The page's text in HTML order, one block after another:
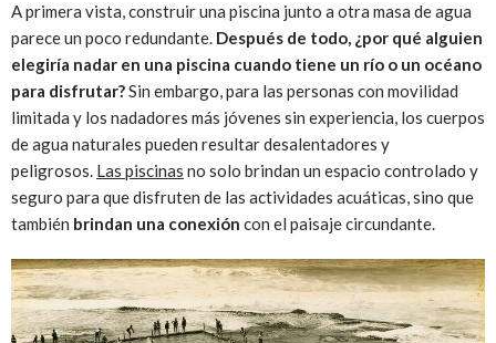
A primera vista, construir una piscina junto a otra masa de agua
parece un poco redundante. Después de todo, ¿por qué alguien
elegiría nadar en una piscina cuando tiene un río o un océano
para disfrutar?Sin embargo, para las personas con movilidad
limitada y los nadadores más jóvenes sin experiencia, los cuerpos
de agua naturales pueden resultar desalentadores y
peligrosos. Las piscinas no solo brindan un espacio controlado y
seguro para que disfruten de las actividades acuáticas, sino que
también brindan una conexión con el paisaje circundante.